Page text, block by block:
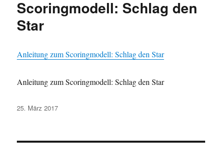
Scoringmodell: Schlag den
Star
Anleitung zum Scoringmodell: Schlag den Star
Anleitung zum Scoringmodell: Schlag den Star
Veröffentlicht
25. März 2017